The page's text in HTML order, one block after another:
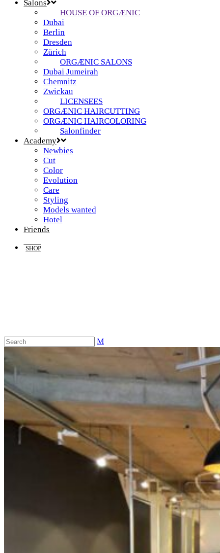
Salons
HOUSE OF ORGÆNIC
Dubai
Berlin
Dresden
Zürich
ORGÆNIC SALONS
Dubai Jumeirah
Chemnitz
Zwickau
LICENSEES
ORGÆNIC HAIRCUTTING
ORGÆNIC HAIRCOLORING
Salonfinder
Academy
Newbies
Cut
Color
Evolution
Care
Styling
Models wanted
Hotel
Friends
SHOP